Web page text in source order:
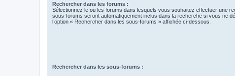
Rechercher dans les forums :
Sélectionnez le ou les forums dans lesquels vous souhaitez effectuer une
sous-forums seront automatiquement inclus dans la recherche si vous ne
l’option « Rechercher dans les sous-forums » affichée ci-dessous.
Rechercher dans les sous-forums :